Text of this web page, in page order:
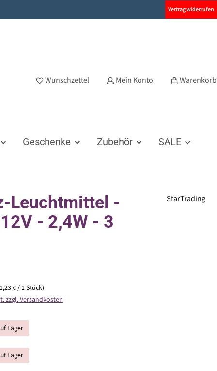
Vertrag widerrufen
Wunschzettel Mein Konto Warenkorb
Geschenke Zubehör SALE
Leuchtmittel -
- 2,4W - 3
StarTrading
€ / 1 Stück)
zzgl. Versandkosten
Lager
Lager